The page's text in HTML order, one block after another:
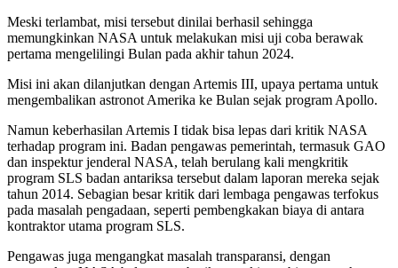
Meski terlambat, misi tersebut dinilai berhasil sehingga
memungkinkan NASA untuk melakukan misi uji coba berawak
pertama mengelilingi Bulan pada akhir tahun 2024.
Misi ini akan dilanjutkan dengan Artemis III, upaya pertama untuk
mengembalikan astronot Amerika ke Bulan sejak program Apollo.
Namun keberhasilan Artemis I tidak bisa lepas dari kritik NASA
terhadap program ini. Badan pengawas pemerintah, termasuk GAO
dan inspektur jenderal NASA, telah berulang kali mengkritik
program SLS badan antariksa tersebut dalam laporan mereka sejak
tahun 2014. Sebagian besar kritik dari lembaga pengawas terfokus
pada masalah pengadaan, seperti pembengkakan biaya di antara
kontraktor utama program SLS.
Pengawas juga mengangkat masalah transparansi, dengan